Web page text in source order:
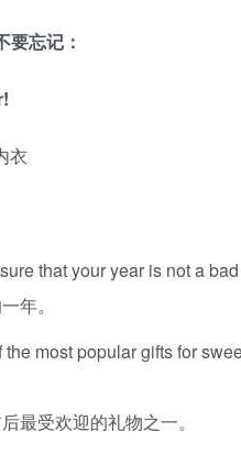
要忘记：
衣
that your year is not a
年。
most popular gifts for
最受欢迎的礼物之一。